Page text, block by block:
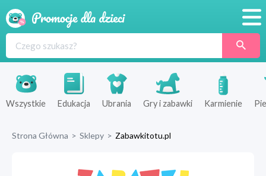
Produkty
Sklepy
Wszystkie Edukacja Ubrania Gry i zabawki Karmienie
Strona Główna > Sklepy > Zabawkitotu.pl